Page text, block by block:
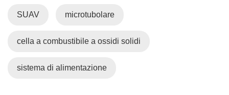
SUAV microtubolare
cella a combustibile a ossidi solidi
sistema di alimentazione